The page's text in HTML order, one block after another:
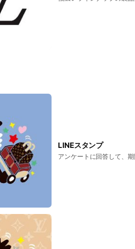
LINEスタンプ
アンケートに回答して、